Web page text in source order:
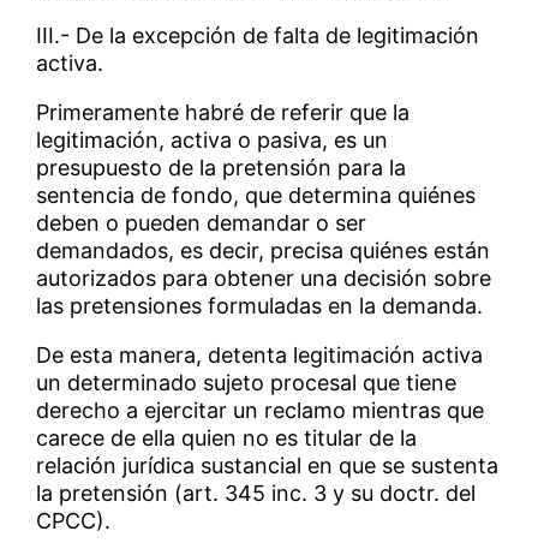
III.- De la excepción de falta de legitimación
activa.
Primeramente habré de referir que la
legitimación, activa o pasiva, es un
presupuesto de la pretensión para la
sentencia de fondo, que determina quiénes
deben o pueden demandar o ser
demandados, es decir, precisa quiénes están
autorizados para obtener una decisión sobre
las pretensiones formuladas en la demanda.
De esta manera, detenta legitimación activa
un determinado sujeto procesal que tiene
derecho a ejercitar un reclamo mientras que
carece de ella quien no es titular de la
relación jurídica sustancial en que se sustenta
la pretensión (art. 345 inc. 3 y su doctr. del
CPCC).